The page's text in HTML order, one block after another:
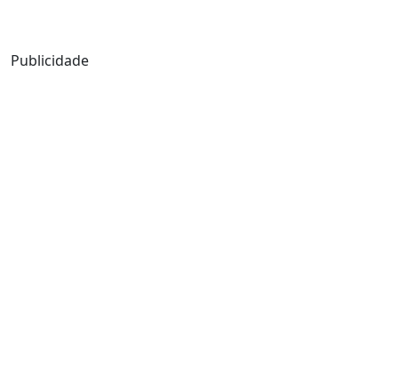
Publicidade